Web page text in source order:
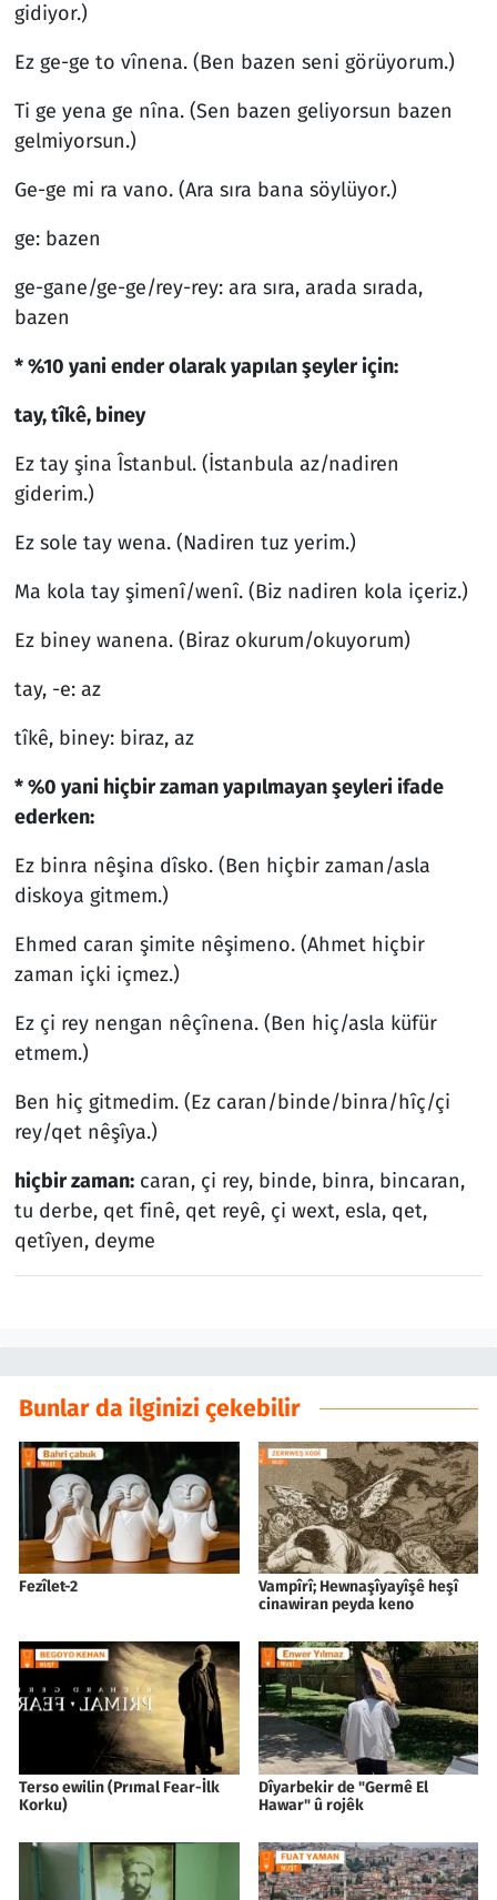
gidiyor.)
Ez ge-ge to vînena. (Ben bazen seni görüyorum.)
Ti ge yena ge nîna. (Sen bazen geliyorsun bazen
gelmiyorsun.)
Ge-ge mi ra vano. (Ara sıra bana söylüyor.)
ge: bazen
ge-gane/ge-ge/rey-rey: ara sıra, arada sırada,
bazen
* %10 yani ender olarak yapılan şeyler için:
tay, tîkê, biney
Ez tay şina Îstanbul. (İstanbula az/nadiren
giderim.)
Ez sole tay wena. (Nadiren tuz yerim.)
Ma kola tay şimenî/wenî. (Biz nadiren kola içeriz.)
Ez biney wanena. (Biraz okurum/okuyorum)
tay, -e: az
tîkê, biney: biraz, az
* %0 yani hiçbir zaman yapılmayan şeyleri ifade
ederken:
Ez binra nêşina dîsko. (Ben hiçbir zaman/asla
diskoya gitmem.)
Ehmed caran şimite nêşimeno. (Ahmet hiçbir
zaman içki içmez.)
Ez çi rey nengan nêçînena. (Ben hiç/asla küfür
etmem.)
Ben hiç gitmedim. (Ez caran/binde/binra/hîç/çi
rey/qet nêşîya.)
hiçbir zaman:caran, çi rey, binde, binra, bincaran,
tu derbe, qet finê, qet reyê, çi wext, esla, qet,
qetîyen, deyme
Bunlar da ilginizi çekebilir
Fezîlet-2
Vampîrî; Hewnaşîyayîşê heşî
cinawiran peyda keno
Terso ewilin (Prımal Fear-İlk
Korku)
Dîyarbekir de "Germê El
Hawar" û rojêk